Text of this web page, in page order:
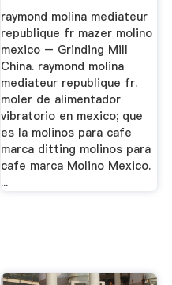
raymond molina mediateur
republique fr mazer molino
mexico – Grinding Mill
China. raymond molina
mediateur republique fr.
moler de alimentador
vibratorio en mexico; que
es la molinos para cafe
marca ditting molinos para
cafe marca Molino Mexico.
...